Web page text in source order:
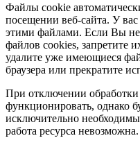
Файлы cookie
посещении веб-сайта. У
этими файлами. Если Вы не
файлов cookies, запретите
удалите уже имеющиеся
браузера или прекратите
При отключении
функционировать, однако
исключительно
работа ресурса невозможна.